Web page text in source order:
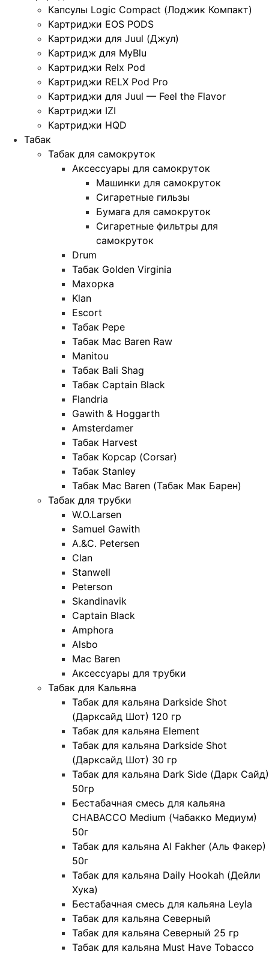
Капсулы Logic Compact (Лоджик Компакт)
Картриджи EOS PODS
Картриджи для Juul (Джул)
Картридж для MyBlu
Картриджи Relx Pod
Картриджи RELX Pod Pro
Картриджи для Juul — Feel the Flavor
Картриджи IZI
Картриджи HQD
Табак
Табак для самокруток
Аксессуары для самокруток
Машинки для самокруток
Сигаретные гильзы
Бумага для самокруток
Сигаретные фильтры для
самокруток
Drum
Табак Golden Virginia
Махорка
Klan
Escort
Табак Pepe
Табак Mac Baren Raw
Manitou
Табак Bali Shag
Табак Captain Black
Flandria
Gawith & Hoggarth
Amsterdamer
Табак Harvest
Табак Корсар (Corsar)
Табак Stanley
Табак Mac Baren (Табак Мак Барен)
Табак для трубки
W.O.Larsen
Samuel Gawith
A.&C. Petersen
Clan
Stanwell
Peterson
Skandinavik
Captain Black
Amphora
Alsbo
Mac Baren
Аксессуары для трубки
Табак для Кальяна
Табак для кальяна Darkside Shot
(Дарксайд Шот) 120 гр
Табак для кальяна Element
Табак для кальяна Darkside Shot
(Дарксайд Шот) 30 гр
Табак для кальяна Dark Side (Дарк Сайд)
50гр
Бестабачная смесь для кальяна
CHABACCO Medium (Чабакко Медиум)
50г
Табак для кальяна Al Fakher (Аль Факер)
50г
Табак для кальяна Daily Hookah (Дейли
Хука)
Бестабачная смесь для кальяна Leyla
Табак для кальяна Северный
Табак для кальяна Северный 25 гр
Табак для кальяна Must Have Tobacco